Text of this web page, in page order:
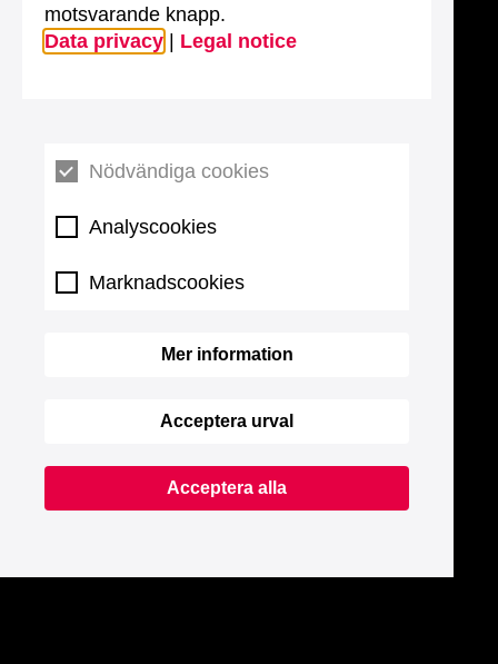
motsvarande knapp.
Data privacy
Legal notice
Nödvändiga cookies
Analyscookies
Marknadscookies
Mer information
Acceptera urval
Acceptera alla